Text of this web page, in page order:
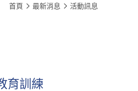
首頁 最新消息 活動訊息
育訓練